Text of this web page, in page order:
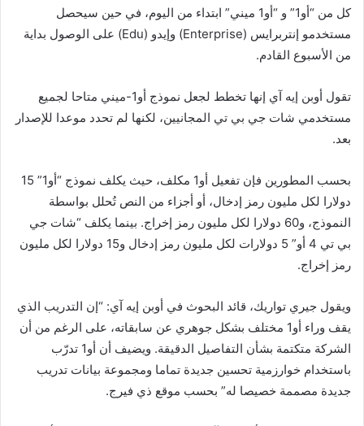
كل من “أو1” و “أو1 ميني” ابتداء من اليوم، في حين سيحصل
مستخدمو إنتربرايس (Enterprise) وإيدو (Edu) على الوصول بداية
من الأسبوع القادم.
تقول أوبن إيه آي إنها تخطط لجعل نموذج أو1-ميني متاحا لجميع
مستخدمي شات جي بي تي المجانيين، لكنها لم تحدد موعدا للإصدار
بعد.
بحسب المطورين فإن تفعيل أو1 مكلف، حيث يكلف نموذج “أو1” 15
دولارا لكل مليون رمز إدخال، أو أجزاء من النص تُحلل بواسطة
النموذج، و60 دولارا لكل مليون رمز إخراج. بينما يكلف “شات جي
بي تي 4 أو” 5 دولارات لكل مليون رمز إدخال و15 دولارا لكل مليون
رمز إخراج.
ويقول جيري تواريك، قائد البحوث في أوبن إيه آي: “إن التدريب الذي
يقف وراء أو1 مختلف بشكل جوهري عن سابقاته، على الرغم من أن
الشركة متكتمة بشأن التفاصيل الدقيقة. ويضيف أن أو1 تدرّب
باستخدام خوارزمية تحسين جديدة تماما ومجموعة بيانات تدريب
جديدة مصممة خصيصا له” بحسب موقع ذي فيرج.